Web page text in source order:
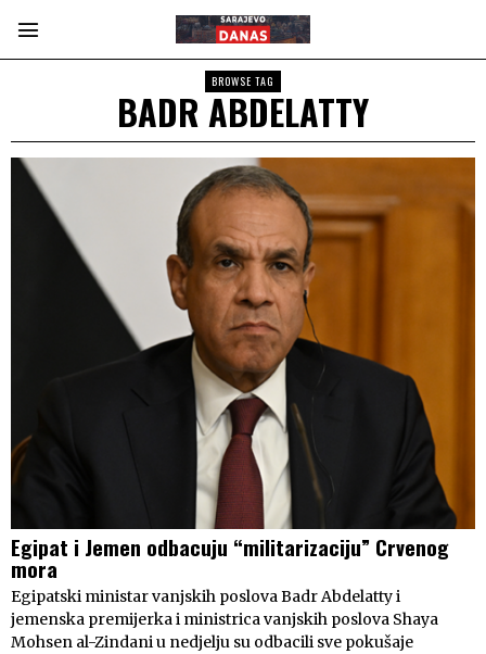
BROWSE TAG
BADR ABDELATTY
Egipat i Jemen odbacuju “militarizaciju” Crvenog
mora
Egipatski ministar vanjskih poslova Badr Abdelatty i
jemenska premijerka i ministrica vanjskih poslova Shaya
Mohsen al-Zindani u nedjelju su odbacili sve pokušaje